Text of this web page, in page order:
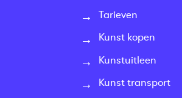
Tarieven
Kunst kopen
Kunstuitleen
Kunst transport